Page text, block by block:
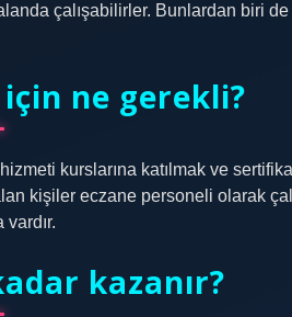
çalışabilirler. Bunlardan biri
için ne gerekli?
kurslarına katılmak ve
kişiler eczane personeli olarak
kazanır?